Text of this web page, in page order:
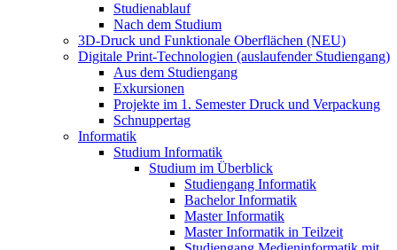
Studienablauf
Nach dem Studium
3D-Druck und Funktionale Oberflächen (NEU)
Digitale Print-Technologien (auslaufender Studiengang)
Aus dem Studiengang
Exkursionen
Projekte im 1. Semester Druck und Verpackung
Schnuppertag
Informatik
Studium Informatik
Studium im Überblick
Studiengang Informatik
Bachelor Informatik
Master Informatik
Master Informatik in Teilzeit